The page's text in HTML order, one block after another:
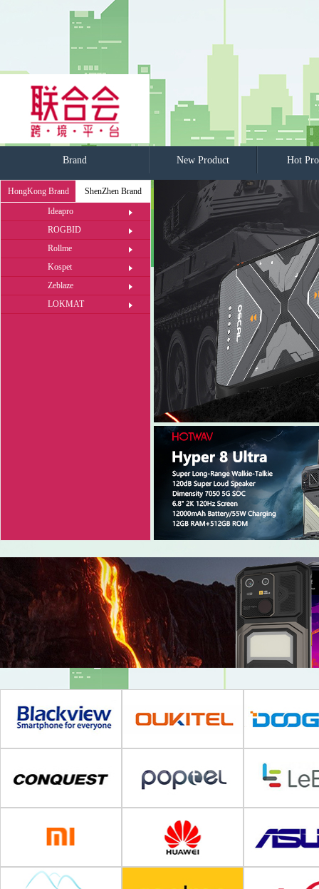
Brand New Product Hot
HongKong Brand
ShenZhen Brand
Ideapro
ROGBID
Rollme
Kospet
Zeblaze
LOKMAT